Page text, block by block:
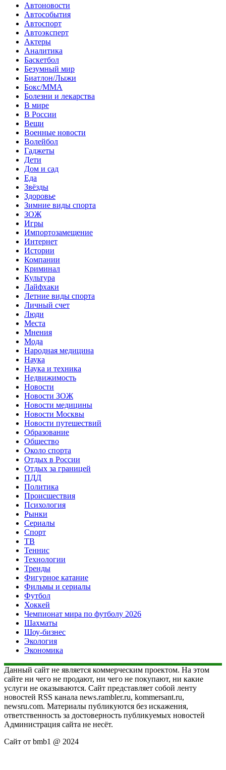
Автоновости
Автособытия
Автоспорт
Автоэксперт
Актеры
Аналитика
Баскетбол
Безумный мир
Биатлон/Лыжи
Бокс/MMA
Болезни и лекарства
В мире
В России
Вещи
Военные новости
Волейбол
Гаджеты
Дети
Дом и сад
Еда
Звёзды
Здоровье
Зимние виды спорта
ЗОЖ
Игры
Импортозамещение
Интернет
Истории
Компании
Криминал
Культура
Лайфхаки
Летние виды спорта
Личный счет
Люди
Места
Мнения
Мода
Народная медицина
Наука
Наука и техника
Недвижимость
Новости
Новости ЗОЖ
Новости медицины
Новости Москвы
Новости путешествий
Образование
Общество
Около спорта
Отдых в России
Отдых за границей
ПДД
Политика
Происшествия
Психология
Рынки
Сериалы
Спорт
ТВ
Теннис
Технологии
Тренды
Фигурное катание
Фильмы и сериалы
Футбол
Хоккей
Чемпионат мира по футболу 2026
Шахматы
Шоу-бизнес
Экология
Экономика
Данный сайт не является коммерческим проектом. На этом
сайте ни чего не продают, ни чего не покупают, ни какие
услуги не оказываются. Сайт представляет собой ленту
новостей RSS канала news.rambler.ru, kommersant.ru,
newsru.com. Материалы публикуются без искажения,
ответственность за достоверность публикуемых новостей
Администрация сайта не несёт.
Сайт от bmb1 @ 2024